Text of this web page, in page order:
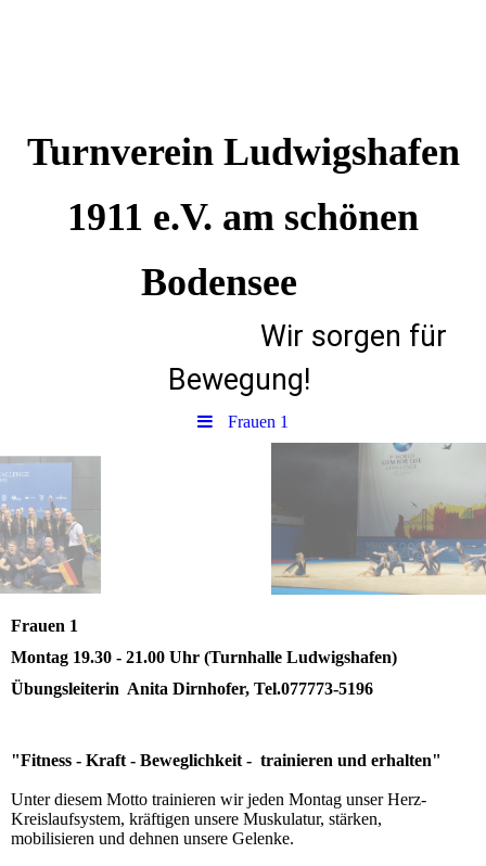
Turnverein Ludwigshafen
1911 e.V. am schönen
Bodensee
Wir sorgen für
Bewegung!
Frauen 1
Frauen 1
Montag 19.30 - 21.00 Uhr (Turnhalle Ludwigshafen)
Übungsleiterin Anita Dirnhofer, Tel.077773-5196
"Fitness - Kraft - Beweglichkeit - trainieren und erhalten"
Unter diesem Motto trainieren wir jeden Montag unser Herz-
Kreislaufsystem, kräftigen unsere Muskulatur, stärken,
mobilisieren und dehnen unsere Gelenke.